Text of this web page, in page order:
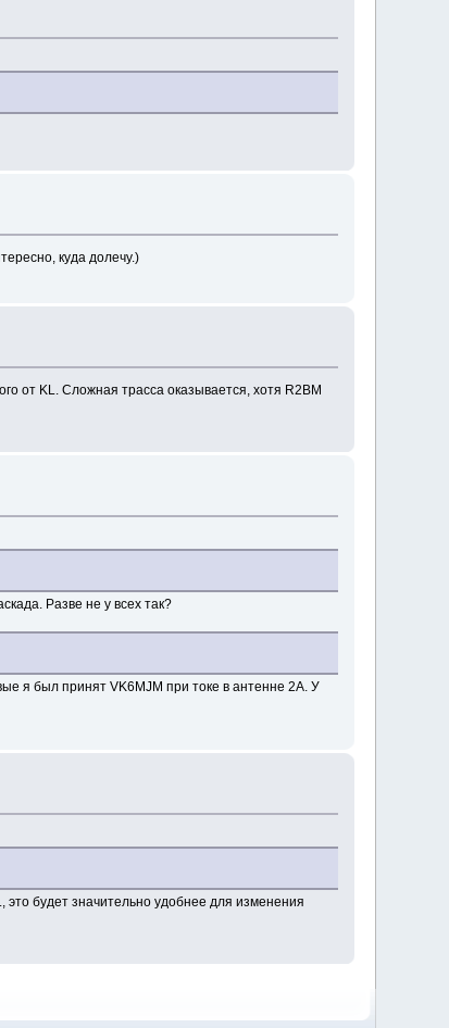
куда долечу.)
от KL. Сложная трасса оказывается, хотя R2BM
Разве не у всех так?
я был принят VK6MJM при токе в антенне 2А. У
будет значительно удобнее для изменения